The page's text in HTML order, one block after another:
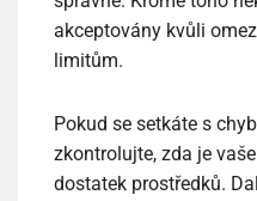
akceptovány kvůli
limitům.
Pokud se setkáte s
zkontrolujte, zda je
dostatek prostředků.